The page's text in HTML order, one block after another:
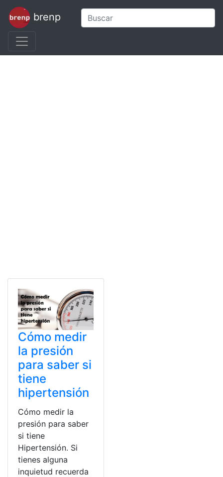
brenp
Cómo medir
la presión
para saber si
tiene
hipertensión
Cómo medir la
presión para saber
si tiene
Hipertensión. Si
tienes alguna
inquietud recuerda